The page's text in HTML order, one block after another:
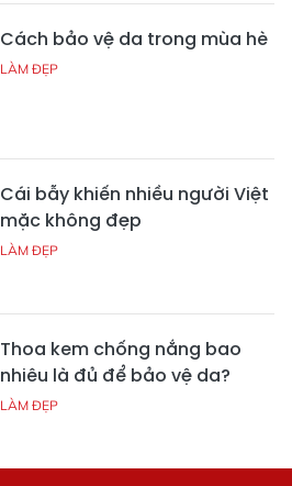
Cách bảo vệ da trong mùa hè
LÀM ĐẸP
Cái bẫy khiến nhiều người Việt
mặc không đẹp
LÀM ĐẸP
Thoa kem chống nắng bao
nhiêu là đủ để bảo vệ da?
LÀM ĐẸP